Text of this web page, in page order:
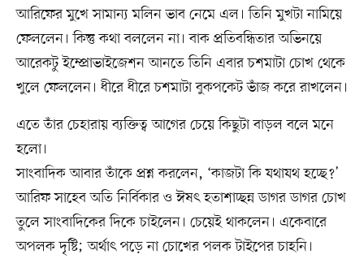
আরিফের মুখে সামান্য মলিন ভাব নেমে এল। তিনি মুখটা নামিয়ে
ফেললেন। কিন্তু কথা বললেন না। বাক প্রতিবন্ধিতার অভিনয়ে
আরেকটু ইম্প্রোভাইজেশন আনতে তিনি এবার চশমাটা চোখ থেকে
খুলে ফেললেন। ধীরে ধীরে চশমাটা বুকপকেট ভাঁজ করে রাখলেন।
এতে তাঁর চেহারায় ব্যক্তিত্ব আগের চেয়ে কিছুটা বাড়ল বলে মনে
হলো।
সাংবাদিক আবার তাঁকে প্রশ্ন করলেন, ‘কাজটা কি যথাযথ হচ্ছে?’
আরিফ সাহেব অতি নির্বিকার ও ঈষৎ হতাশাচ্ছন্ন ডাগর ডাগর চোখ
তুলে সাংবাদিকের দিকে চাইলেন। চেয়েই থাকলেন। একেবারে
অপলক দৃষ্টি; অর্থাৎ পড়ে না চোখের পলক টাইপের চাহনি।